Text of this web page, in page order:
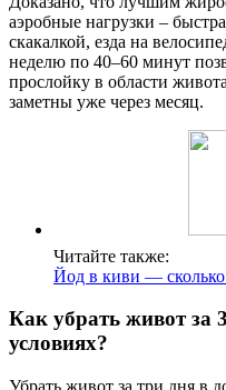
аэробные нагрузки –
скакалкой, езда на
неделю по 40–60 минут
прослойку в области
заметны уже через месяц.
Читайте также:
Йод в киви —
Как убрать живот за
условиях?